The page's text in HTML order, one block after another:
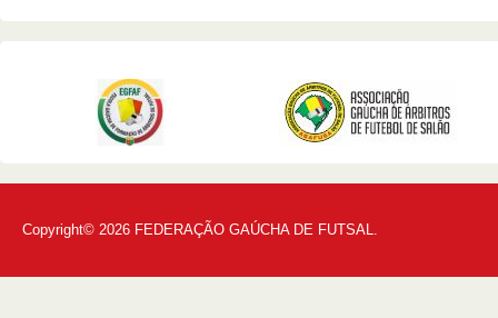
Copyright© 2026 FEDERAÇÃO GAÚCHA DE FUTSAL.